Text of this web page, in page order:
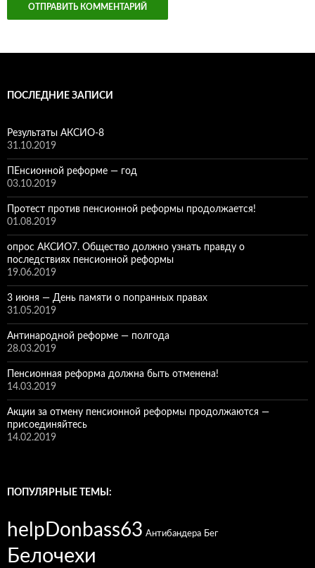
ПОСЛЕДНИЕ ЗАПИСИ
Результаты АКСИО-8
31.10.2019
ПЕнсионной реформе — год
03.10.2019
Протест против пенсионной реформы продолжается!
01.08.2019
опрос АКСИО7. Общество должно узнать правду о
последствиях пенсионной реформы
19.06.2019
3 июня — День памяти о попранных правах
31.05.2019
Антинародной реформе — полгода
28.03.2019
Пенсионная реформа должна быть отменена!
14.03.2019
Акции за отмену пенсионной реформы продолжаются —
присоединяйтесь
14.02.2019
ПОПУЛЯРНЫЕ ТЕМЫ:
helpDonbass63 Антибандера Бег
Белочехи